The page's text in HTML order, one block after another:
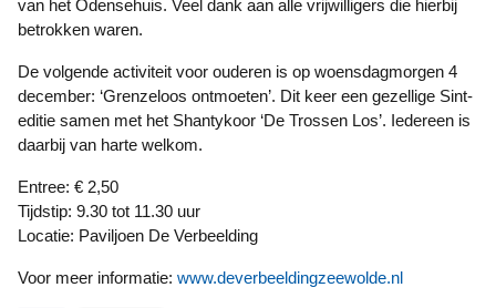
van het Odensehuis. Veel dank aan alle vrijwilligers die hierbij
betrokken waren.
De volgende activiteit voor ouderen is op woensdagmorgen 4
december: ‘Grenzeloos ontmoeten’. Dit keer een gezellige Sint-
editie samen met het Shantykoor ‘De Trossen Los’. Iedereen is
daarbij van harte welkom.
Entree: € 2,50
Tijdstip: 9.30 tot 11.30 uur
Locatie: Paviljoen De Verbeelding
Voor meer informatie: www.deverbeeldingzeewolde.nl